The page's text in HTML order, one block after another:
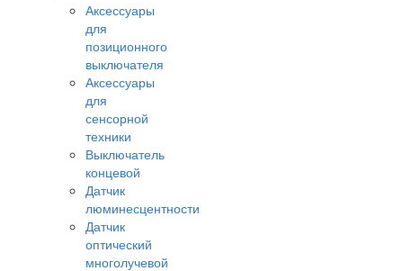
Аксессуары
для
позиционного
выключателя
Аксессуары
для
сенсорной
техники
Выключатель
концевой
Датчик
люминесцентности
Датчик
оптический
многолучевой